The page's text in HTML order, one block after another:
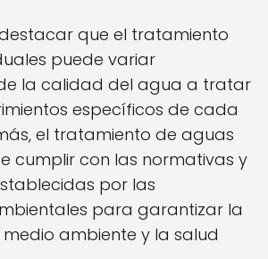
que el tratamiento
puede variar
la calidad del agua a tratar
específicos de cada
el tratamiento de aguas
cumplir con las normativas y
por las
para garantizar la
ambiente y la salud